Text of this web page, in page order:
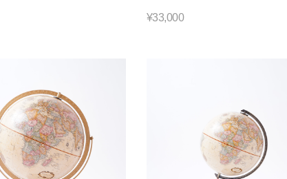
¥33,000